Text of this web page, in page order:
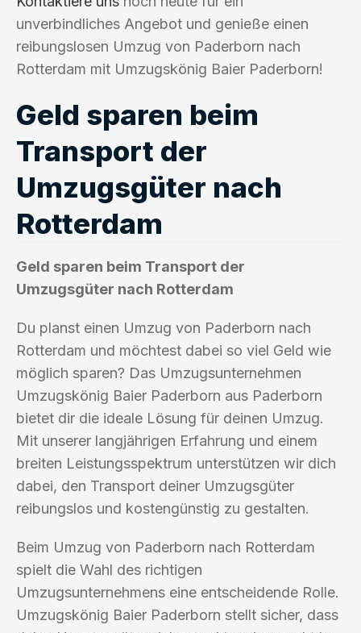
unverbindliches Angebot und genieße einen
reibungslosen Umzug von Paderborn nach
Rotterdam mit Umzugskönig Baier Paderborn!
Geld sparen beim
Transport der
Umzugsgüter nach
Rotterdam
Geld sparen beim Transport der
Umzugsgüter nach Rotterdam
Du planst einen Umzug von Paderborn nach
Rotterdam und möchtest dabei so viel Geld wie
möglich sparen? Das Umzugsunternehmen
Umzugskönig Baier Paderborn aus Paderborn
bietet dir die ideale Lösung für deinen Umzug.
Mit unserer langjährigen Erfahrung und einem
breiten Leistungsspektrum unterstützen wir dich
dabei, den Transport deiner Umzugsgüter
reibungslos und kostengünstig zu gestalten.
Beim Umzug von Paderborn nach Rotterdam
spielt die Wahl des richtigen
Umzugsunternehmens eine entscheidende Rolle.
Umzugskönig Baier Paderborn stellt sicher, dass